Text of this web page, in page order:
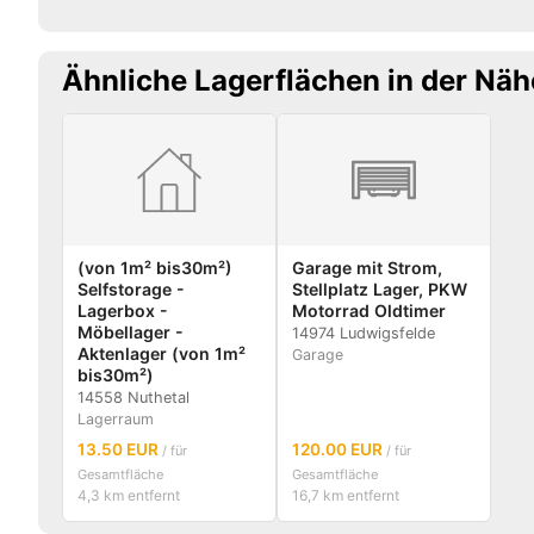
Ähnliche Lagerflächen in der
(von 1m² bis30m²)
Selfstorage -
Lagerbox -
Möbellager -
Aktenlager (von 1m²
bis30m²)
14558 Nuthetal
Lagerraum
13.50 EUR / für
Gesamtfläche
4,3 km entfernt
Garage mit Strom,
Stellplatz Lager, PKW
Motorrad Oldtimer
14974 Ludwigsfelde
Garage
120.00 EUR / für
Gesamtfläche
16,7 km entfernt